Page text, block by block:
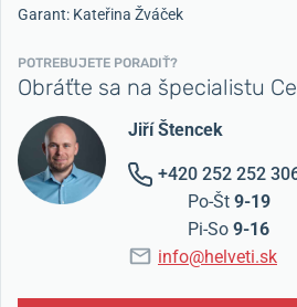
Garant: Kateřina Žváček
POTREBUJETE PORADIŤ?
Obráťte sa na špecialistu
Jiří Štencek
+420 252 252
Po-Št 9-19
Pi-So 9-16
info@helveti.sk